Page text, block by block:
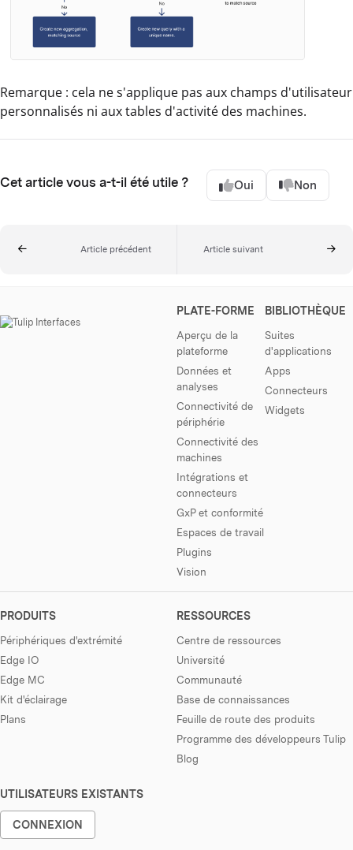
Remarque : cela ne s'applique pas aux champs d'utilisateur
personnalisés ni aux tables d'activité des machines.
Cet article vous a-t-il été utile ? Oui Non
Article précédent Article suivant
PLATE-FORME
Aperçu de la
plateforme
Données et
analyses
Connectivité de
périphérie
Connectivité des
machines
Intégrations et
connecteurs
GxP et conformité
Espaces de travail
Plugins
Vision
BIBLIOTHÈQUE
Suites
d'applications
Apps
Connecteurs
Widgets
PRODUITS
Périphériques d'extrémité
Edge IO
Edge MC
Kit d'éclairage
Plans
RESSOURCES
Centre de ressources
Université
Communauté
Base de connaissances
Feuille de route des produits
Programme des développeurs Tulip
Blog
UTILISATEURS EXISTANTS
CONNEXION